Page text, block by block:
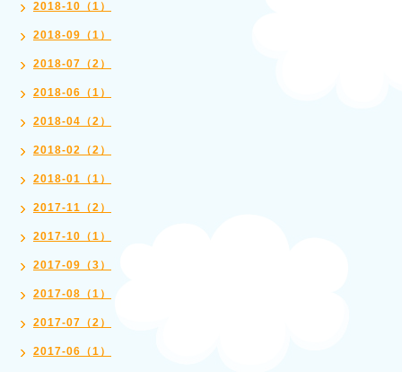
2018-10（1）
2018-09（1）
2018-07（2）
2018-06（1）
2018-04（2）
2018-02（2）
2018-01（1）
2017-11（2）
2017-10（1）
2017-09（3）
2017-08（1）
2017-07（2）
2017-06（1）